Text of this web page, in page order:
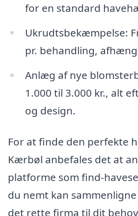
for en standard
Ukrudtsbekæmpelse:
pr. behandling,
Anlæg af nye
1.000 til 3.000 kr., alt
og design.
For at finde den perfekte
Kærbøl anbefales det at
platforme som find-
du nemt kan
det rette firma til dit